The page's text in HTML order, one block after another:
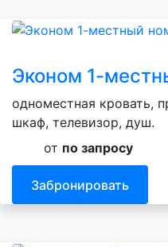
Эконом 1-
одноместная кровать,
шкаф, телевизор, душ.
от по запросу
Забронировать